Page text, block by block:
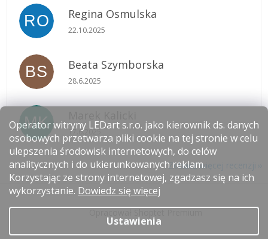
Operator witryny LEDart s.r.o. jako kierownik ds. danych
osobowych przetwarza pliki cookie na tej stronie w celu
ulepszenia środowisk internetowych, do celów
analitycznych i do ukierunkowanych reklam.
Korzystając ze strony internetowej, zgadzasz się na ich
wykorzystanie. Dowiedz się więcej
Ustawienia
RO Regina Osmulska
Ocena sklepu to 5 na 5 gwiazdek.
22.10.2025
BS Beata Szymborska
Ocena sklepu to 5 na 5 gwiazdek.
28.6.2025
MK Ocena sklepu to 5 na 5 gwiazdek.
17.6.2025
Zobacz więcej recenzji